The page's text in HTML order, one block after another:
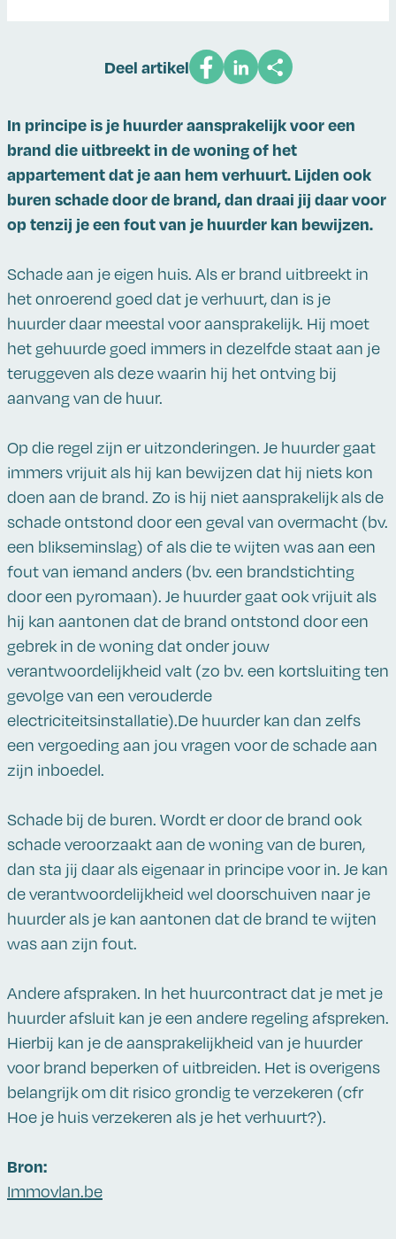
Deel artikel
In principe is je huurder aansprakelijk voor een
brand die uitbreekt in de woning of het
appartement dat je aan hem verhuurt. Lijden ook
buren schade door de brand, dan draai jij daar voor
op tenzij je een fout van je huurder kan bewijzen.
Schade aan je eigen huis. Als er brand uitbreekt in
het onroerend goed dat je verhuurt, dan is je
huurder daar meestal voor aansprakelijk. Hij moet
het gehuurde goed immers in dezelfde staat aan je
teruggeven als deze waarin hij het ontving bij
aanvang van de huur.
Op die regel zijn er uitzonderingen. Je huurder gaat
immers vrijuit als hij kan bewijzen dat hij niets kon
doen aan de brand. Zo is hij niet aansprakelijk als de
schade ontstond door een geval van overmacht (bv.
een blikseminslag) of als die te wijten was aan een
fout van iemand anders (bv. een brandstichting
door een pyromaan). Je huurder gaat ook vrijuit als
hij kan aantonen dat de brand ontstond door een
gebrek in de woning dat onder jouw
verantwoordelijkheid valt (zo bv. een kortsluiting ten
gevolge van een verouderde
electriciteitsinstallatie).De huurder kan dan zelfs
een vergoeding aan jou vragen voor de schade aan
zijn inboedel.
Schade bij de buren. Wordt er door de brand ook
schade veroorzaakt aan de woning van de buren,
dan sta jij daar als eigenaar in principe voor in. Je kan
de verantwoordelijkheid wel doorschuiven naar je
huurder als je kan aantonen dat de brand te wijten
was aan zijn fout.
Andere afspraken. In het huurcontract dat je met je
huurder afsluit kan je een andere regeling afspreken.
Hierbij kan je de aansprakelijkheid van je huurder
voor brand beperken of uitbreiden. Het is overigens
belangrijk om dit risico grondig te verzekeren (cfr
Hoe je huis verzekeren als je het verhuurt?).
Bron:
Immovlan.be